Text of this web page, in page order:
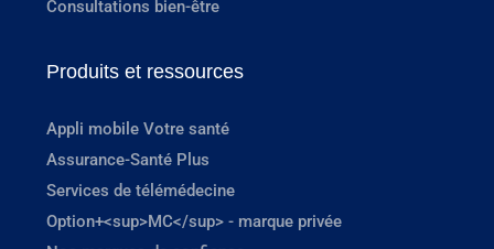
Consultations bien-être
Produits et ressources
Appli mobile Votre santé
Assurance-Santé Plus
Services de télémédecine
Option+<sup>MC</sup> - marque privée